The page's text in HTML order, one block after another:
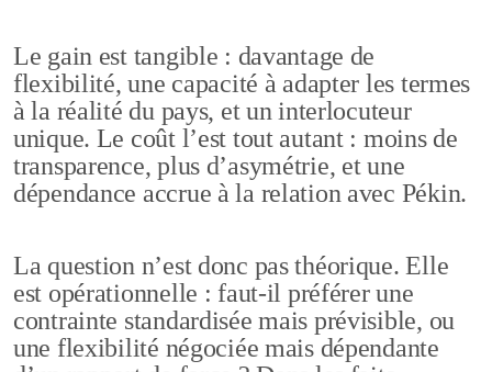
Le gain est tangible : davantage de
flexibilité, une capacité à adapter les termes
à la réalité du pays, et un interlocuteur
unique. Le coût l’est tout autant : moins de
transparence, plus d’asymétrie, et une
dépendance accrue à la relation avec Pékin.
La question n’est donc pas théorique. Elle
est opérationnelle : faut-il préférer une
contrainte standardisée mais prévisible, ou
une flexibilité négociée mais dépendante